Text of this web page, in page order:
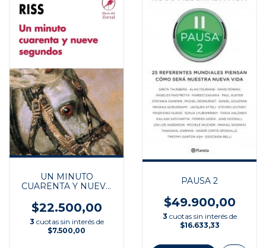
UN MINUTO
CUARENTA Y NUEVE
$22.500,00
3 cuotas sin interés de
$7.500,00
PAUSA 2
$49.900,00
3 cuotas sin interés de
$16.633,33